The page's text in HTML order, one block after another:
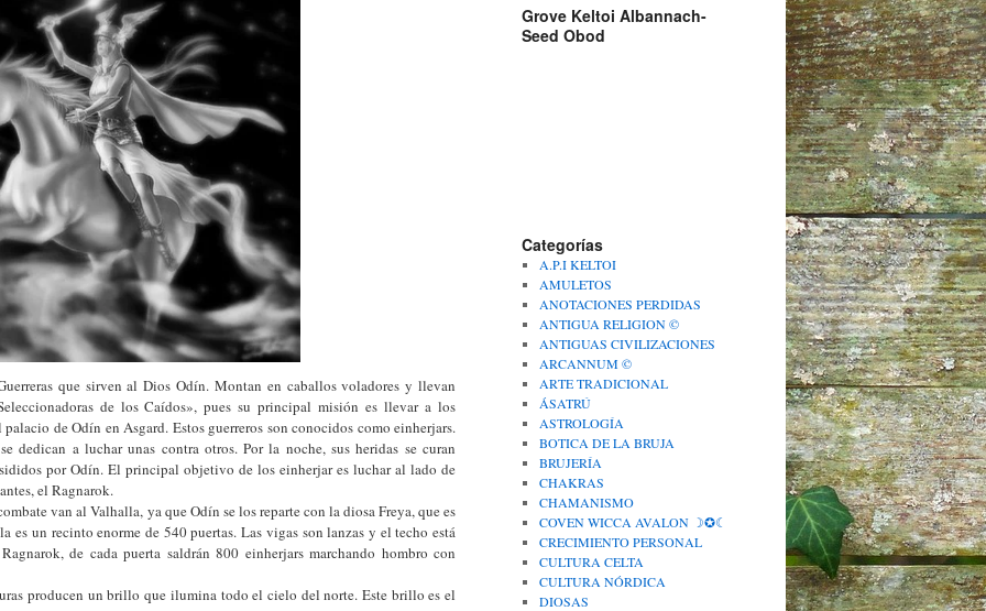
que sirven al Dios Odín. Montan en caballos voladores y llevan
de los Caídos», pues su principal misión es llevar a los
de Odín en Asgard. Estos guerreros son conocidos como einherjars.
dedican a luchar unas contra otros. Por la noche, sus heridas se curan
por Odín. El principal objetivo de los einherjar es luchar al lado de
el Ragnarok.
van al Valhalla, ya que Odín se los reparte con la diosa Freya, que es
es un recinto enorme de 540 puertas. Las vigas son lanzas y el techo está
de cada puerta saldrán 800 einherjars marchando hombro con
producen un brillo que ilumina todo el cielo del norte. Este brillo es el
Grove Keltoi Albannach-
Seed Obod
Categorías
A.P.I KELTOI
AMULETOS
ANOTACIONES PERDIDAS
ANTIGUA RELIGION ©
ANTIGUAS CIVILIZACIONES
ARCANNUM ©
ARTE TRADICIONAL
ÁSATRÚ
ASTROLOGÍA
BOTICA DE LA BRUJA
BRUJERÍA
CHAKRAS
CHAMANISMO
COVEN WICCA AVALON ☽✪☾
CRECIMIENTO PERSONAL
CULTURA CELTA
CULTURA NÓRDICA
DIOSAS